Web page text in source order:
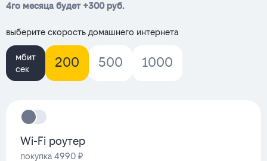
4го месяца будет +300 руб.
выберите скорость домашнего интернета
мбит
сек
200 500 1000
Wi-Fi роутер
покупка 4990 ₽